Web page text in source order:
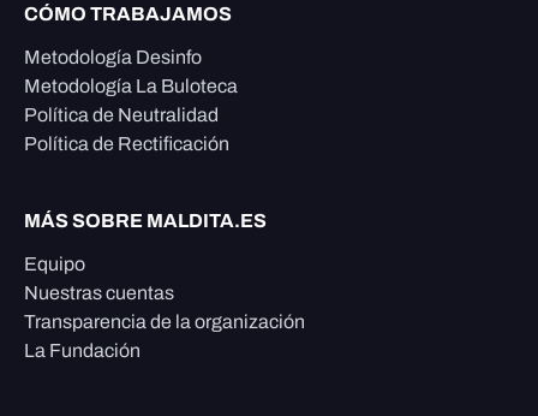
CÓMO TRABAJAMOS
Metodología Desinfo
Metodología La Buloteca
Política de Neutralidad
Política de Rectificación
MÁS SOBRE MALDITA.ES
Equipo
Nuestras cuentas
Transparencia de la organización
La Fundación